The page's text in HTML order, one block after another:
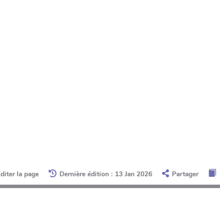
la page Dernière édition : 13 Jan 2026 Partager